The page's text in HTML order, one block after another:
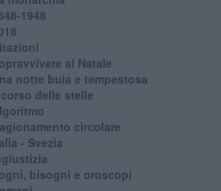
1948
al Natale
notte buia e tempestosa
corso delle stelle
circolare
- Svezia
bisogni e oroscopi